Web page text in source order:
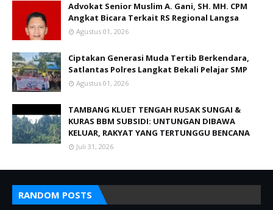
Advokat Senior Muslim A. Gani, SH. MH. CPM
Angkat Bicara Terkait RS Regional Langsa
Agustus 01, 2026
Ciptakan Generasi Muda Tertib Berkendara,
Satlantas Polres Langkat Bekali Pelajar SMP
Agustus 01, 2026
TAMBANG KLUET TENGAH RUSAK SUNGAI &
KURAS BBM SUBSIDI: UNTUNGAN DIBAWA
KELUAR, RAKYAT YANG TERTUNGGU BENCANA
Juli 31, 2026
RANDOM POSTS